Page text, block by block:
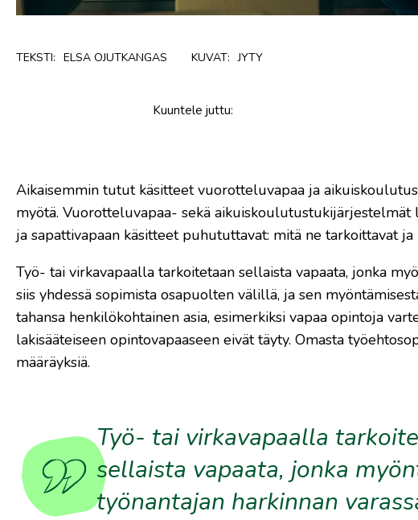
TEKSTI: ELSA OJUTKANGAS KUVAT: JYTY
Kuuntele juttu:
Aikaisemmin tutut käsitteet vuorotteluvapaa ja
myötä. Vuorotteluvapaa- ­sekä
ja sapattivapaan käsitteet puhututtavat: mitä ne tarkoittavat
Työ- tai virkavapaalla tarkoitetaan sellaista vapaata, jonka
siis yhdessä sopimista osapuolten välillä, ja sen
tahansa henkilökohtainen asia, esimerkiksi vapaa opintoja
lakisääteiseen opintovapaaseen eivät täyty. Omasta
määräyksiä.
Työ- tai virkavapaalla
sellaista vapaata, jonka
työnantajan harkinnan